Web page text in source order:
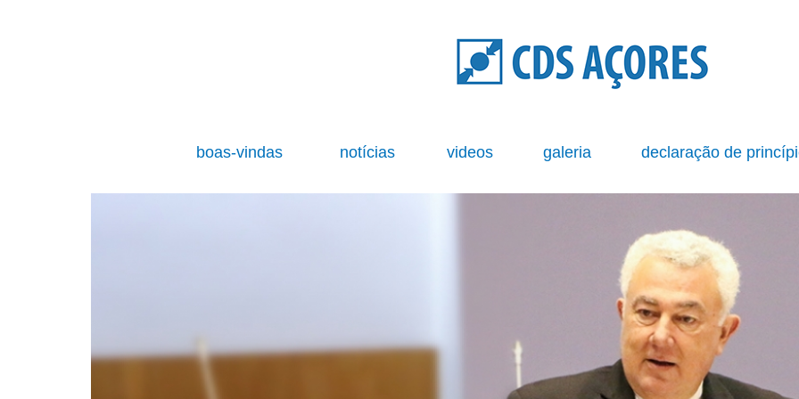
boas-vindas notícias videos galeria declaração de